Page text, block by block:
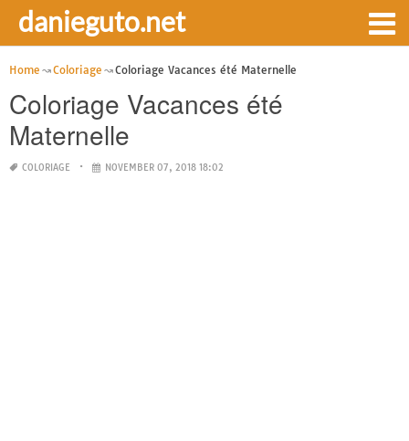
danieguto.net
Home Coloriage Coloriage Vacances été Maternelle
Coloriage Vacances été
Maternelle
COLORIAGE NOVEMBER 07, 2018 18:02